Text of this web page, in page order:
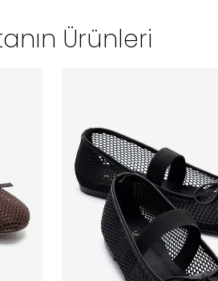
Ürünleri